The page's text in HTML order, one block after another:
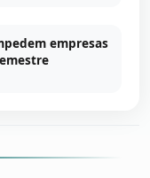
empresas